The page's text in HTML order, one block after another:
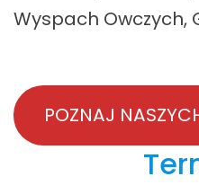
Wyspach Owczych,
POZNAJ